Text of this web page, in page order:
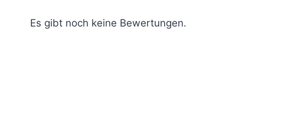
Es gibt noch keine Bewertungen.